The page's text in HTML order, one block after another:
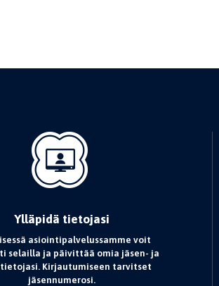
Ylläpidä tietojasi
asiointipalvelussamme voit
selailla ja päivittää omia jäsen- ja
Kirjautumiseen tarvitset
jäsennumerosi.